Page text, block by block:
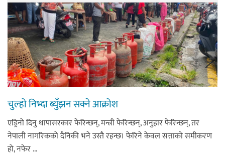
डिपो बास्केटबलको फाइनलमा प्रभात र
पाराडाइज भिड्ने
हिमालयन मेघा,हिमशिखर, पाराडाइज र
प्रभात सेमिफाइनलमा
चुल्हो निभ्दा ब्युँझन सक्ने आक्रोश
एड्रिनो दिनु थापासरकार फेरिन्छन्, मन्त्री फेरिन्छन्, अनुहार फेरिन्छन्, तर
नेपाली नागरिकको दैनिकी भने उस्तै रहन्छ। फेरिने केवल सत्ताको समीकरण
हो, नफेर ...